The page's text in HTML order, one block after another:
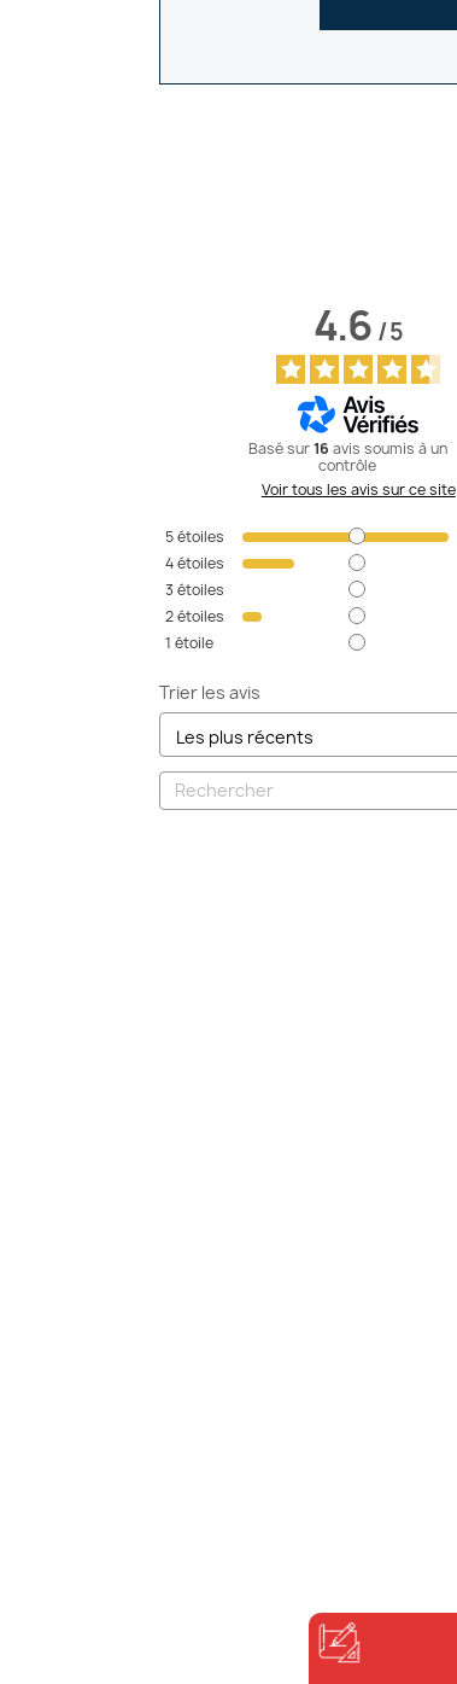
4.6/5
Basé sur16 avis soumis à un
contrôle
Voir tous les avis sur ce site
5étoiles
4étoiles
3 étoiles
2étoiles
1 étoile
Trier les avis